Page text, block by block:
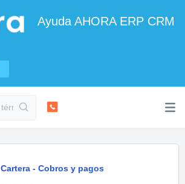
Ayuda AHORA ERP CRM
Cartera - Cobros y pagos